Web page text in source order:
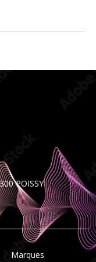
POISSY
Marques